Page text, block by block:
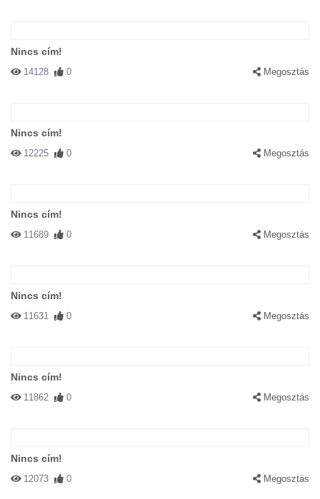
Nincs cím!
14128 0 Megosztás
Nincs cím!
12225 0 Megosztás
Nincs cím!
11689 0 Megosztás
Nincs cím!
11631 0 Megosztás
Nincs cím!
11862 0 Megosztás
Nincs cím!
12073 0 Megosztás